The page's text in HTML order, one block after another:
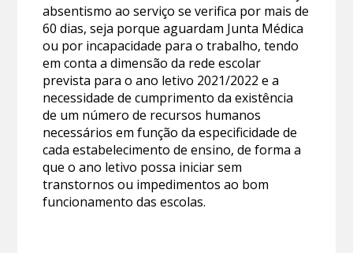
absentismo ao serviço se verifica por mais de
60 dias, seja porque aguardam Junta Médica
ou por incapacidade para o trabalho, tendo
em conta a dimensão da rede escolar
prevista para o ano letivo 2021/2022 e a
necessidade de cumprimento da existência
de um número de recursos humanos
necessários em função da especificidade de
cada estabelecimento de ensino, de forma a
que o ano letivo possa iniciar sem
transtornos ou impedimentos ao bom
funcionamento das escolas.